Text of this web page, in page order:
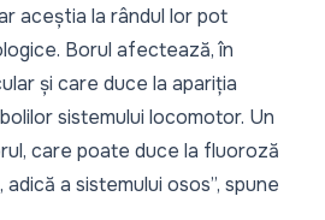
aceștia la rândul lor pot
Borul afectează, în
și care duce la apariția
sistemului locomotor. Un
care poate duce la fluoroză
a sistemului osos”, spune